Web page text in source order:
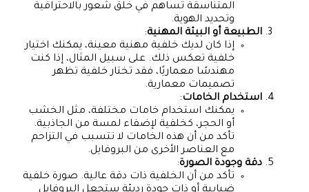
المتناسقة تساهم في خلق شعور بالاحترافية
وتحديد الهوية.
الطبيعة أو البيئة المهنية:
إذا كان لديك خلفية مهنية معينة، يمكنك اختيار
خلفية تعكس ذلك. على سبيل المثال، إذا كنت
مهندسًا معماريًا، فقد تختار خلفية تظهر
تصميمات معمارية.
استخدام الخامات:
يمكنك استخدام خامات مختلفة، مثل الخشب
أو الحجر، كخلفية لإضفاء لمسة من الجاذبية.
تأكد من أن هذه الخامات لا تتسبب في التزاحم
مع العناصر الأخرى من البروفايل.
دقة وجودة الصورة:
تأكد من أن الخلفية ذات دقة عالية. صورة خلفية
ضبابية أو ذات جودة رديئة ستجعل البروفايل